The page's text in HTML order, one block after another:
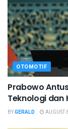
OTOMOTIF
Prabowo
Teknologi dan
BYGERALD AUGUST